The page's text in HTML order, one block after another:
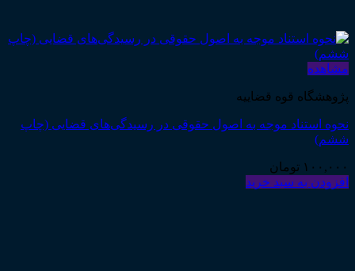
مشاهده
پژوهشگاه قوه قضاییه
نحوه استناد موجه به اصول حقوقی در رسیدگی‌های قضایی (چاپ
ششم)
۱۰۰,۰۰۰ تومان
افزودن به سبد خرید